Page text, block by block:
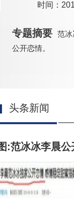
时间：
专题摘要 范冰
公开恋情。
头条新闻
:范冰冰李晨